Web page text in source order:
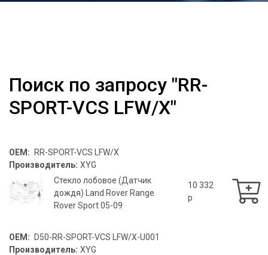
Поиск по запросу "RR-
SPORT-VCS LFW/X"
OEM:
RR-SPORT-VCS LFW/X
Производитель: XYG
Стекло лобовое (Датчик
дождя) Land Rover Range
Rover Sport 05-09
10 332
p
OEM:
D50-RR-SPORT-VCS LFW/X-U001
Производитель: XYG